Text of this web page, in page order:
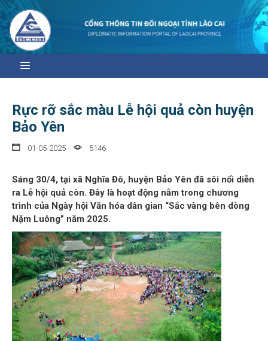
Rực rỡ sắc màu Lễ hội quả còn huyện
Bảo Yên
01-05-2025 5146
Sáng 30/4, tại xã Nghĩa Đô, huyện Bảo Yên đã sôi nổi diễn
ra Lễ hội quả còn. Đây là hoạt động nằm trong chương
trình của Ngày hội Văn hóa dân gian “Sắc vàng bên dòng
Nặm Luông” năm 2025.